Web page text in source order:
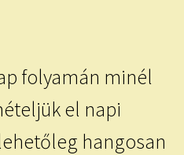
LIMITÁLT!
folyamán minél
el napi
hangosan